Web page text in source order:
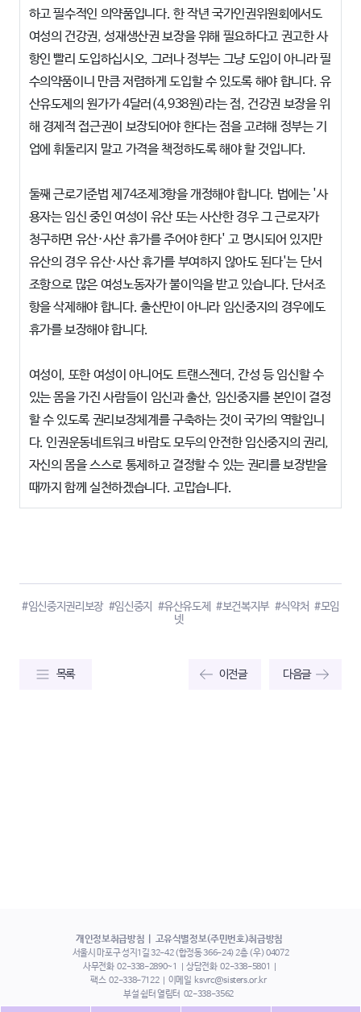
하고 필수적인 의약품입니다. 한 작년 국가인권위원회에서도
여성의 건강권, 성재생산권 보장을 위해 필요하다고 권고한 사
항인 빨리 도입하십시오, 그러나 정부는 그냥 도입이 아니라 필
수의약품이니 만큼 저렴하게 도입할 수 있도록 해야 합니다. 유
산유도제의 원가가 4달러(4,938원)라는 점, 건강권 보장을 위
해 경제적 접근권이 보장되어야 한다는 점을 고려해 정부는 기
업에 휘둘리지 말고 가격을 책정하도록 해야 할 것입니다.
둘째 근로기준법 제74조제3항을 개정해야 합니다. 법에는 '사
용자는 임신 중인 여성이 유산 또는 사산한 경우 그 근로자가
청구하면 유산·사산 휴가를 주어야 한다' 고 명시되어 있지만
유산의 경우 유산·사산 휴가를 부여하지 않아도 된다'는 단서
조항으로 많은 여성노동자가 불이익을 받고 있습니다. 단서조
항을 삭제해야 합니다. 출산만이 아니라 임신중지의 경우에도
휴가를 보장해야 합니다.
여성이, 또한 여성이 아니어도 트랜스젠더, 간성 등 임신할 수
있는 몸을 가진 사람들이 임신과 출산, 임신중지를 본인이 결정
할 수 있도록 권리보장체계를 구축하는 것이 국가의 역할입니
다. 인권운동네트워크 바람도 모두의 안전한 임신중지의 권리,
자신의 몸을 스스로 통제하고 결정할 수 있는 권리를 보장받을
때까지 함께 실천하겠습니다. 고맙습니다.
#임신중지권리보장 #임신중지 #유산유도제 #보건복지부 #식약처 #모임
넷
목록 이전글 다음글
개인정보취급방침 고유식별정보(주민번호)취급방침
서울시 마포구 성지1길 32-42 (합정동 366-24) 2층 (우) 04072
사무전화 02-338-2890~1 상담전화 02-338-5801
팩스 02-338-7122 이메일 ksvrc@sisters.or.kr
부설 쉼터 열림터 02-338-3562